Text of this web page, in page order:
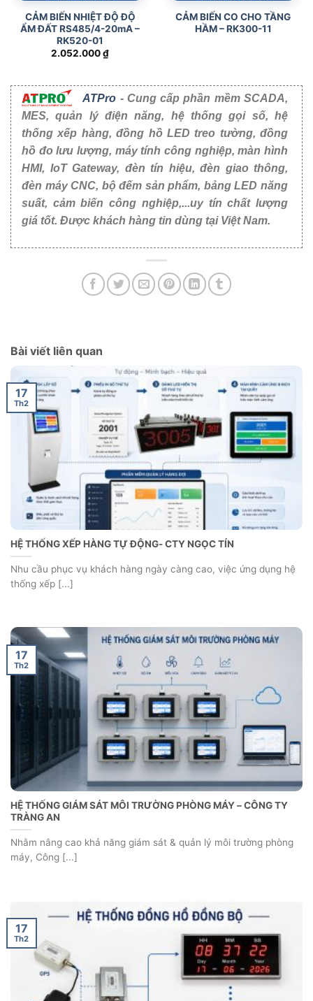
HỆ THỐNG XẾP HÀNG TỰ ĐỘNG- CTY NGỌC TÍN
Nhu cầu phục vụ khách hàng ngày càng cao, việc ứng dụng hệ
thống xếp [...]
HỆ THỐNG GIÁM SÁT MÔI TRƯỜNG PHÒNG MÁY – CÔNG TY
TRÀNG AN
Nhằm nâng cao khả năng giám sát & quản lý môi trường phòng
HỆ THỐNG ĐỒNG HỒ ĐỒNG BỘ – CÔNG TY DƯỢC PHẨM CPC1
HÀ NỘI
Trong ngành dược phẩm, yếu tố thời gian đóng vai trò vô cùng
quan trọng [...]
17
Th2
ĐỒNG HỒ XEM GIỜ 14 SỐ NHỎ ĐỒNG BỘ THỜI GIAN – CÔNG
TY ĐẠT VI PHÚ
Trong các nhà máy sản xuất hiện đại, đặc biệt là ngành dược
phẩm, quản [...]
17
Th2